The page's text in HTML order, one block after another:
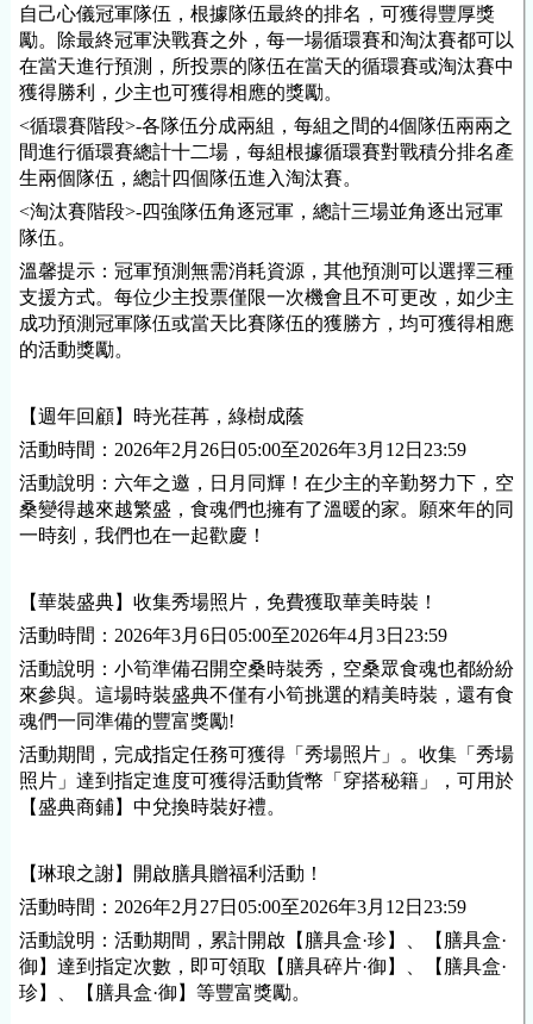
自己心儀冠軍隊伍，根據隊伍最終的排名，可獲得豐厚獎
勵。除最終冠軍決戰賽之外，每一場循環賽和淘汰賽都可以
在當天進行預測，所投票的隊伍在當天的循環賽或淘汰賽中
獲得勝利，少主也可獲得相應的獎勵。
<循環賽階段>-各隊伍分成兩組，每組之間的4個隊伍兩兩之
間進行循環賽總計十二場，每組根據循環賽對戰積分排名產
生兩個隊伍，總計四個隊伍進入淘汰賽。
<淘汰賽階段>-四強隊伍角逐冠軍，總計三場並角逐出冠軍
隊伍。
溫馨提示：冠軍預測無需消耗資源，其他預測可以選擇三種
支援方式。每位少主投票僅限一次機會且不可更改，如少主
成功預測冠軍隊伍或當天比賽隊伍的獲勝方，均可獲得相應
的活動獎勵。
【週年回顧】時光荏苒，綠樹成蔭
活動時間：2026年2月26日05:00至2026年3月12日23:59
活動說明：六年之邀，日月同輝！在少主的辛勤努力下，空
桑變得越來越繁盛，食魂們也擁有了溫暖的家。願來年的同
一時刻，我們也在一起歡慶！
【華裝盛典】收集秀場照片，免費獲取華美時裝！
活動時間：2026年3月6日05:00至2026年4月3日23:59
活動說明：小筍準備召開空桑時裝秀，空桑眾食魂也都紛紛
來參與。這場時裝盛典不僅有小筍挑選的精美時裝，還有食
魂們一同準備的豐富獎勵!
活動期間，完成指定任務可獲得「秀場照片」。收集「秀場
照片」達到指定進度可獲得活動貨幣「穿搭秘籍」，可用於
【盛典商鋪】中兌換時裝好禮。
【琳琅之謝】開啟膳具贈福利活動！
活動時間：2026年2月27日05:00至2026年3月12日23:59
活動說明：活動期間，累計開啟【膳具盒·珍】、【膳具盒·
御】達到指定次數，即可領取【膳具碎片·御】、【膳具盒·
珍】、【膳具盒·御】等豐富獎勵。